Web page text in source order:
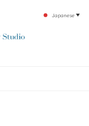
客様が必ず満足してもらえるこ
Japanese ▼